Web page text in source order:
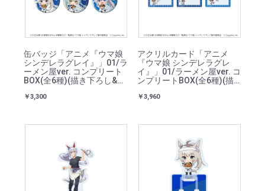
缶バッジ「アニメ『ウマ娘
シンデレラグレイ』」01/ラ
ーメン屋ver. コンプリート
BOX(全6種)(描き下ろし&描
￥3,300
アクリルカード「アニメ
『ウマ娘 シンデレラグレ
イ』」01/ラーメン屋ver. コ
ンプリートBOX(全6種)(描
スト)
￥3,960